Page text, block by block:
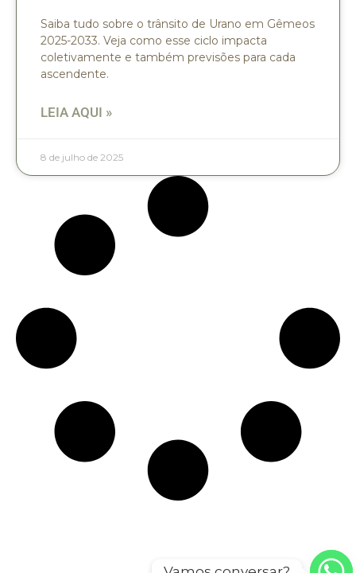
Saiba tudo sobre o trânsito de Urano em Gêmeos
2025-2033. Veja como esse ciclo impacta
coletivamente e também previsões para cada
ascendente.
LEIA AQUI »
8 de julho de 2025